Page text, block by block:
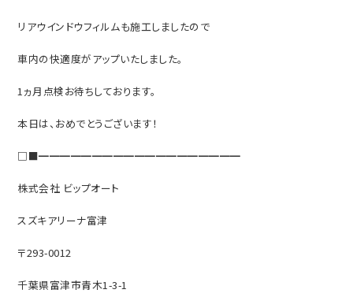
リアウインドウフィルムも施工しましたので
車内の快適度がアップいたしました。
1ヵ月点検お待ちしております。
本日は、おめでとうございます！
□■━━━━━━━━━━━━━━━━━━━
株式会社 ビップオート
スズキアリーナ富津
〒293-0012
千葉県富津市青木1-3-1